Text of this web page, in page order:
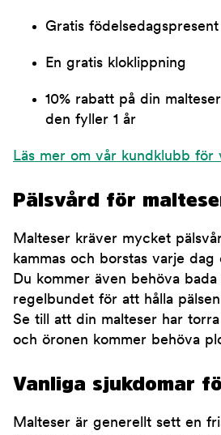
Gratis
En gratis kloklippning
10% rabatt på din
den fyller 1 år
Läs mer om vår kundklubb för
Pälsvård för
Malteser kräver mycket
kammas och borstas varje dag
Du kommer även behöva
regelbundet för att hålla
Se till att din malteser har
och öronen kommer behöva
Vanliga sjukdomar
Malteser är generellt sett en